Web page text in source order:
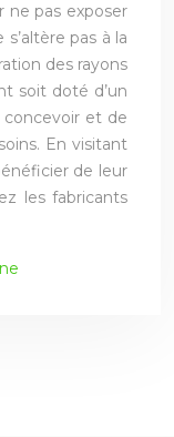
ne pas exposer
pas à la
des rayons
soit doté d’un
et de
En visitant
de leur
les fabricants